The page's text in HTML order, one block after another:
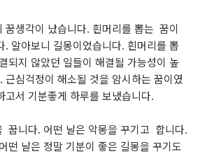
꿈생각이 났습니다. 흰머리를 뽑는 꿈이
. 알아보니 길몽이었습니다. 흰머리를 뽑
되지 않았던 일들이 해결될 가능성이 높
근심걱정이 해소될 것을 암시하는 꿈이였
고서 기분좋게 하루를 보냈습니다.
꿉니다. 어떤 날은 악몽을 꾸기고 합니다.
떤 날은 정말 기분이 좋은 길몽을 꾸기도